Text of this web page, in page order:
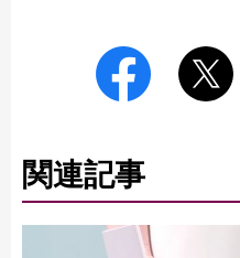
関連記事